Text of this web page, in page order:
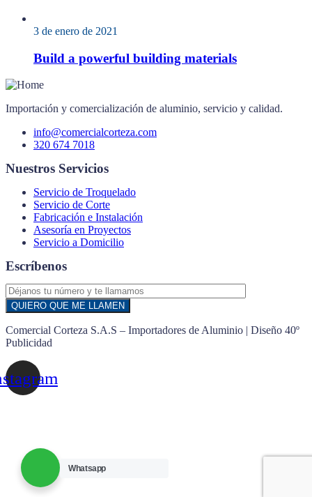
3 de enero de 2021
Build a powerful building materials
Importación y comercialización de aluminio, servicio y calidad.
info@comercialcorteza.com
320 674 7018
Nuestros Servicios
Servicio de Troquelado
Servicio de Corte
Fabricación e Instalación
Asesoría en Proyectos
Servicio a Domicilio
Escríbenos
Comercial Corteza S.A.S – Importadores de Aluminio | Diseño 40º
Publicidad
Whatsapp